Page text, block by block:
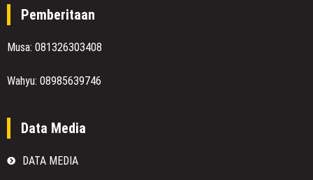
Pemberitaan
Musa: 081326303408
Wahyu: 08985639746
Data Media
DATA MEDIA